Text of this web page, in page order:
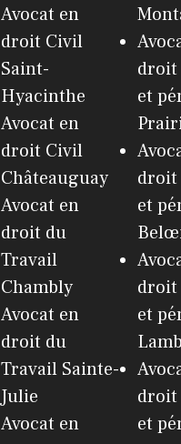
Avocat en
droit Civil
Saint-
Hyacinthe
Avocat en
droit Civil
Châteauguay
Avocat en
droit du
Travail
Chambly
Avocat en
droit du
Travail Sainte-
Julie
Avocat en
et
et
et
et